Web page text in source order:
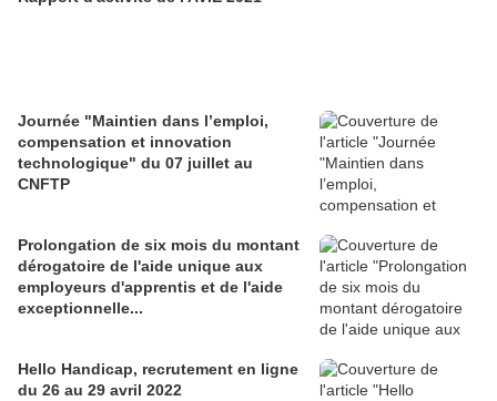
Journée "Maintien dans l’emploi,
compensation et innovation
technologique" du 07 juillet au
CNFTP
Prolongation de six mois du montant
dérogatoire de l'aide unique aux
employeurs d'apprentis et de l'aide
exceptionnelle...
Hello Handicap, recrutement en ligne
du 26 au 29 avril 2022